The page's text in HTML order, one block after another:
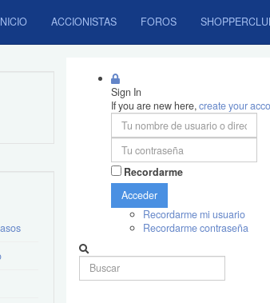
ACCIONISTAS FOROS
Sign In
If you are new here,create your
Recordarme
Acceder
Recordarme mi usuario
Recordarme contraseña